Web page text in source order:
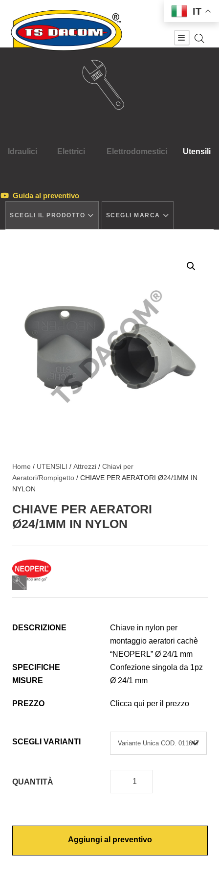
Idraulici Elettrici Elettrodomestici Utensili
Guida al preventivo
SCEGLI IL PRODOTTO SCEGLI MARCA
Home / UTENSILI / Attrezzi / Chiavi per
Aeratori/Rompigetto / CHIAVE PER AERATORI Ø24/1MM IN
NYLON
CHIAVE PER AERATORI
Ø24/1MM IN NYLON
DESCRIZIONE
Chiave in nylon per
montaggio aeratori cachè
“NEOPERL” Ø 24/1 mm
SPECIFICHE
Confezione singola da 1pz
MISURE
Ø 24/1 mm
PREZZO Clicca qui per il prezzo
SCEGLI VARIANTI
QUANTITÀ
C
A
E
Aggiungi al preventivo
IT